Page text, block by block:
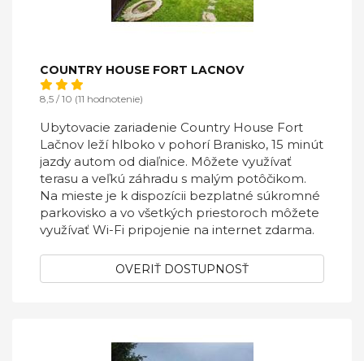
COUNTRY HOUSE FORT LACNOV
8,5 / 10 (11 hodnotenie)
Ubytovacie zariadenie Country House Fort
Lačnov leží hlboko v pohorí Branisko, 15 minút
jazdy autom od diaľnice. Môžete využívať
terasu a veľkú záhradu s malým potôčikom.
Na mieste je k dispozícii bezplatné súkromné
parkovisko a vo všetkých priestoroch môžete
využívať Wi-Fi pripojenie na internet zdarma.
OVERIŤ DOSTUPNOSŤ